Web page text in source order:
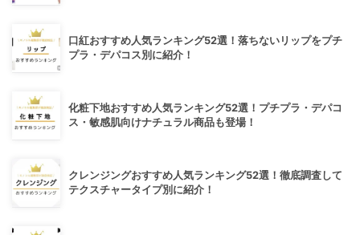
口紅おすすめ人気ランキング52選！落ちないリップをプチ
プラ・デパコス別に紹介！
化粧下地おすすめ人気ランキング52選！プチプラ・デパコ
ス・敏感肌向けナチュラル商品も登場！
クレンジングおすすめ人気ランキング52選！徹底調査して
テクスチャータイプ別に紹介！